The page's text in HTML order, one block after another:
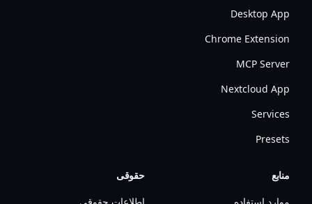
Desktop App
Chrome Extension
MCP Server
Nextcloud App
Services
Presets
منابع حقوقی